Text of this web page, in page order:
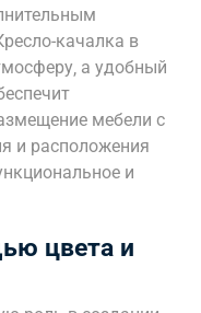
качалка в
а удобный
мебели с
и расположения
и
цвета и